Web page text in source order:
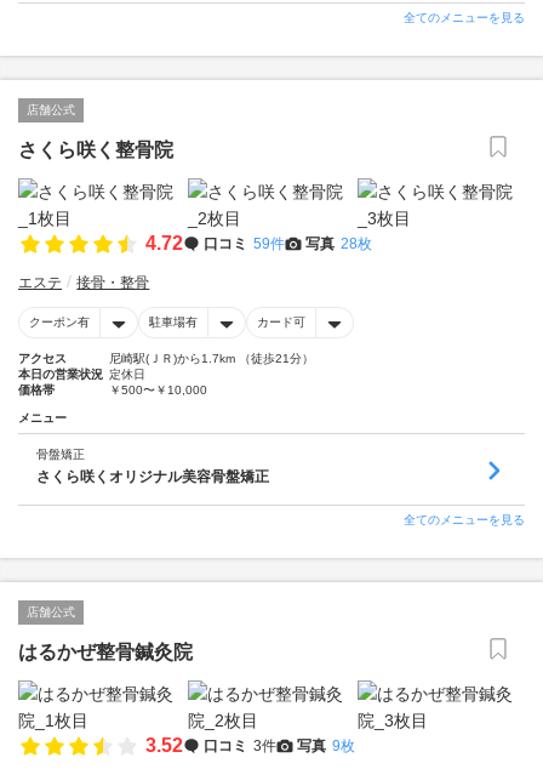
全てのメニューを見る
店舗公式
さくら咲く整骨院
4.72 口コミ 59件 写真 28枚
エステ 接骨・整骨
クーポン有 駐車場有 カード可
アクセス
尼崎駅(ＪＲ)から1.7km （徒歩21分）
本日の営業状況 定休日
価格帯
￥500〜￥10,000
メニュー
骨盤矯正
さくら咲くオリジナル美容骨盤矯正
全てのメニューを見る
店舗公式
はるかぜ整骨鍼灸院
3.52 口コミ 3件 写真 9枚